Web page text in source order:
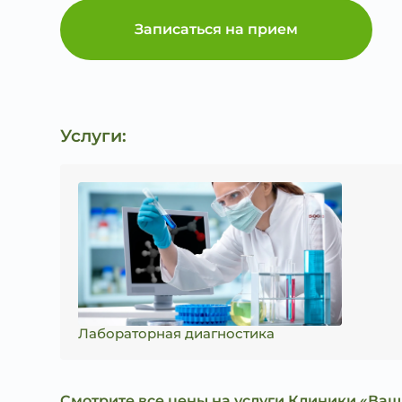
Записаться на прием
Услуги:
Лабораторная диагностика